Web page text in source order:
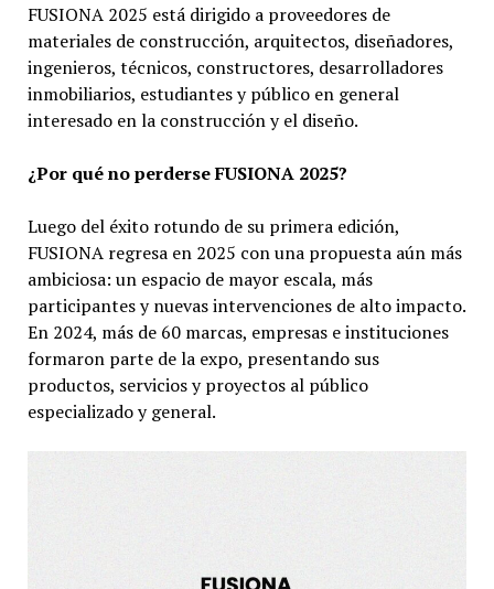
FUSIONA 2025 está dirigido a proveedores de
materiales de construcción, arquitectos, diseñadores,
ingenieros, técnicos, constructores, desarrolladores
inmobiliarios, estudiantes y público en general
interesado en la construcción y el diseño.
¿Por qué no perderse FUSIONA 2025?
Luego del éxito rotundo de su primera edición,
FUSIONA regresa en 2025 con una propuesta aún más
ambiciosa: un espacio de mayor escala, más
participantes y nuevas intervenciones de alto impacto.
En 2024, más de 60 marcas, empresas e instituciones
formaron parte de la expo, presentando sus
productos, servicios y proyectos al público
especializado y general.